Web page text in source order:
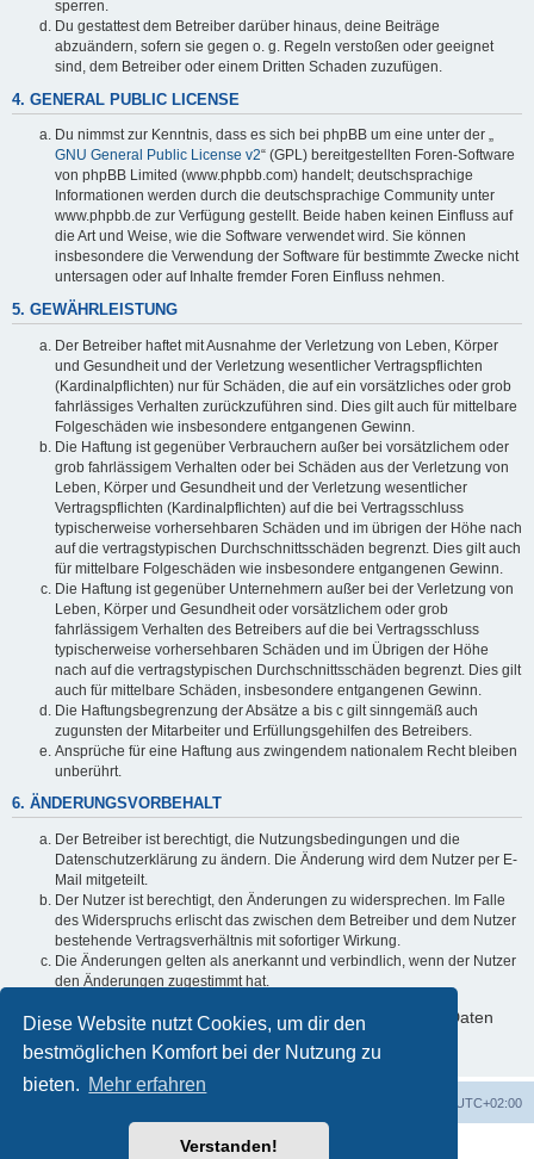
Diese Website nutzt Cookies, um dir den
bestmöglichen Komfort bei der Nutzung zu
bieten. Mehr erfahren
Verstanden!
sperren.
Du gestattest dem Betreiber darüber hinaus, deine Beiträge
abzuändern, sofern sie gegen o. g. Regeln verstoßen oder geeignet
sind, dem Betreiber oder einem Dritten Schaden zuzufügen.
4. GENERAL PUBLIC LICENSE
Du nimmst zur Kenntnis, dass es sich bei phpBB um eine unter der „
GNU General Public License v2“ (GPL) bereitgestellten Foren-Software
von phpBB Limited (www.phpbb.com) handelt; deutschsprachige
Informationen werden durch die deutschsprachige Community unter
www.phpbb.de zur Verfügung gestellt. Beide haben keinen Einfluss auf
die Art und Weise, wie die Software verwendet wird. Sie können
insbesondere die Verwendung der Software für bestimmte Zwecke nicht
untersagen oder auf Inhalte fremder Foren Einfluss nehmen.
5. GEWÄHRLEISTUNG
Der Betreiber haftet mit Ausnahme der Verletzung von Leben, Körper
und Gesundheit und der Verletzung wesentlicher Vertragspflichten
(Kardinalpflichten) nur für Schäden, die auf ein vorsätzliches oder grob
fahrlässiges Verhalten zurückzuführen sind. Dies gilt auch für mittelbare
Folgeschäden wie insbesondere entgangenen Gewinn.
Die Haftung ist gegenüber Verbrauchern außer bei vorsätzlichem oder
grob fahrlässigem Verhalten oder bei Schäden aus der Verletzung von
Leben, Körper und Gesundheit und der Verletzung wesentlicher
Vertragspflichten (Kardinalpflichten) auf die bei Vertragsschluss
typischerweise vorhersehbaren Schäden und im übrigen der Höhe nach
auf die vertragstypischen Durchschnittsschäden begrenzt. Dies gilt auch
für mittelbare Folgeschäden wie insbesondere entgangenen Gewinn.
Die Haftung ist gegenüber Unternehmern außer bei der Verletzung von
Leben, Körper und Gesundheit oder vorsätzlichem oder grob
fahrlässigem Verhalten des Betreibers auf die bei Vertragsschluss
typischerweise vorhersehbaren Schäden und im Übrigen der Höhe
nach auf die vertragstypischen Durchschnittsschäden begrenzt. Dies gilt
auch für mittelbare Schäden, insbesondere entgangenen Gewinn.
Die Haftungsbegrenzung der Absätze a bis c gilt sinngemäß auch
zugunsten der Mitarbeiter und Erfüllungsgehilfen des Betreibers.
Ansprüche für eine Haftung aus zwingendem nationalem Recht bleiben
unberührt.
6. ÄNDERUNGSVORBEHALT
Der Betreiber ist berechtigt, die Nutzungsbedingungen und die
Datenschutzerklärung zu ändern. Die Änderung wird dem Nutzer per E-
Mail mitgeteilt.
Der Nutzer ist berechtigt, den Änderungen zu widersprechen. Im Falle
des Widerspruchs erlischt das zwischen dem Betreiber und dem Nutzer
bestehende Vertragsverhältnis mit sofortiger Wirkung.
Die Änderungen gelten als anerkannt und verbindlich, wenn der Nutzer
den Änderungen zugestimmt hat.
Informationen über den Umgang mit deinen persönlichen Daten
sind in der Datenschutzerklärung enthalten.
UTC+02:00
Powered byphpBB® Forum Software © phpBB Limited